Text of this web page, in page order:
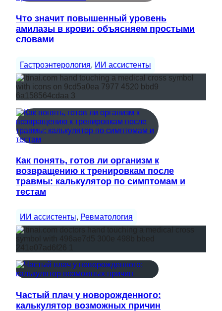
Что значит повышенный уровень
амилазы в крови: объясняем простыми
словами
Гастроэнтерология, ИИ ассистенты
Как понять, готов ли организм к
возвращению к тренировкам после
травмы: калькулятор по симптомам и
тестам
ИИ ассистенты, Ревматология
Частый плач у новорожденного:
калькулятор возможных причин